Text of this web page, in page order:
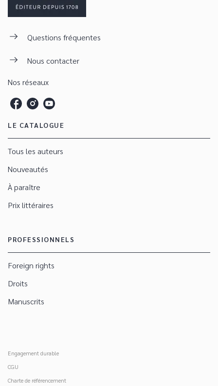
Questions fréquentes
Nous contacter
Nos réseaux
LE CATALOGUE
Tous les auteurs
Nouveautés
À paraître
Prix littéraires
PROFESSIONNELS
Foreign rights
Droits
Manuscrits
Engagement durable
CGU
Charte de référencement